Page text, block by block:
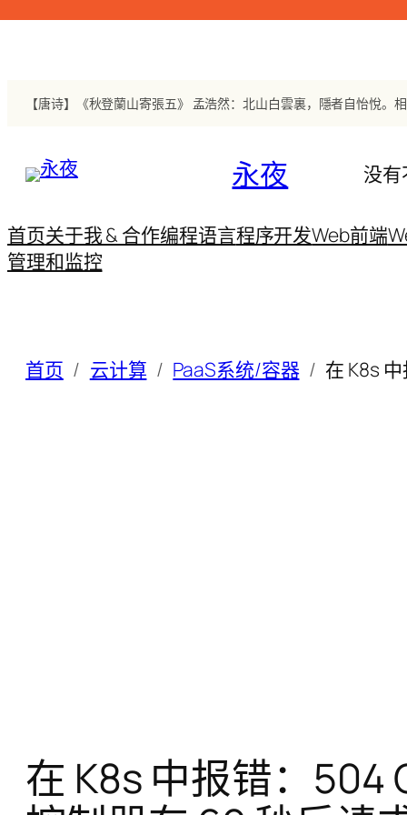
跳
永夜 没
首页关于我 & 合作编程语言程序开发Web前端
管理和监控
首页 云计算 PaaS系统/容器 在 K8s
在 K8s 中报错：504